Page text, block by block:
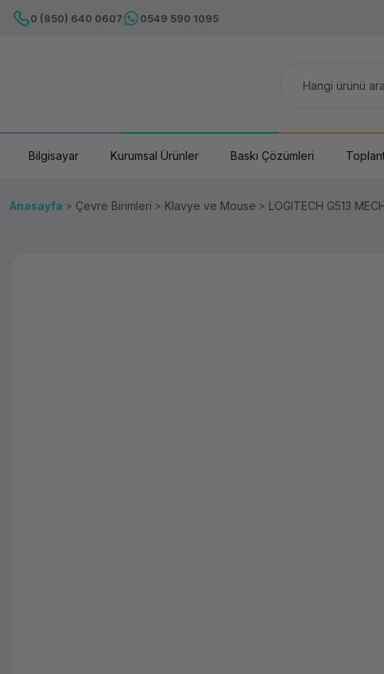
0 (850) 640 0607 0549 590 1095
Bilgisayar Kurumsal Ürünler Baskı Çözümleri
Anasayfa Çevre Birimleri Klavye ve Mouse LOGITECH G513